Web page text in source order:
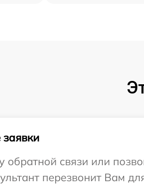
связи или
перезвонит Вам